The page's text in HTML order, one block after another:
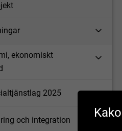
ekonomiskt
2025
och integration